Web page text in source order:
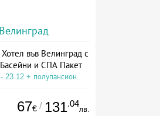
Велинград
във Велинград с
и СПА Пакет
23.12 + полупансион
67€ / 131.04
лв.